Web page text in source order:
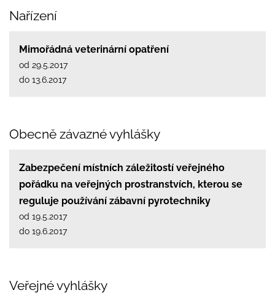
Nařízení
Mimořádná veterinární opatření
od 29.5.2017
do 13.6.2017
Obecně závazné vyhlášky
Zabezpečení místních záležitostí veřejného
pořádku na veřejných prostranstvích, kterou se
reguluje používání zábavní pyrotechniky
od 19.5.2017
do 19.6.2017
Veřejné vyhlášky